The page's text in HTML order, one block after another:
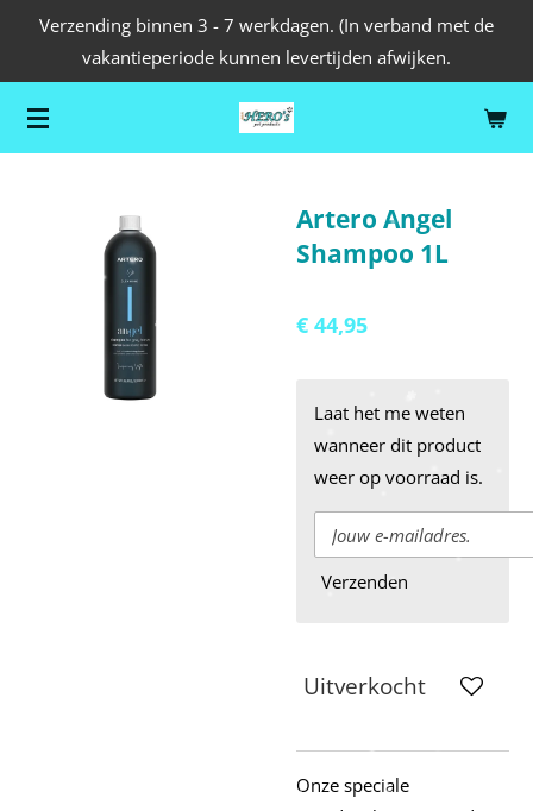
de
hoofdinhoud
Verzending binnen 3 - 7 werkdagen. (In verband met de
vakantieperiode kunnen levertijden afwijken.
Artero Angel
Shampoo 1L
€ 44,95
Laat het me weten
wanneer dit product
weer op voorraad is.
Verzenden
Uitverkocht
Onze speciale